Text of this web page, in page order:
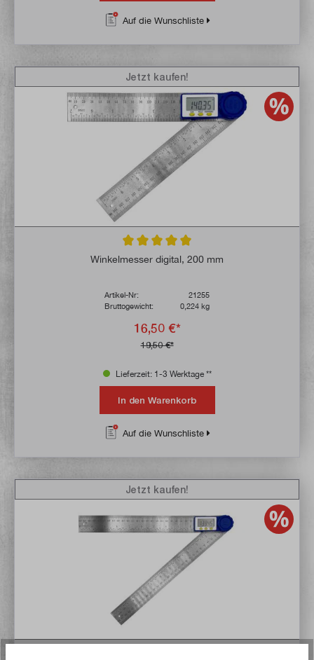
Auf die Wunschliste
Durchschnittliche Bewertung von 5 von 5
Winkelmesser digital, 200 mm
Artikel-Nr:
21255
Bruttogewicht:
0,224 kg
16,50 €*
19,50 €*
Jetzt kaufen!
Lieferzeit: 1-3 Werktage **
In den Warenkorb
Auf die Wunschliste
Jetzt kaufen!